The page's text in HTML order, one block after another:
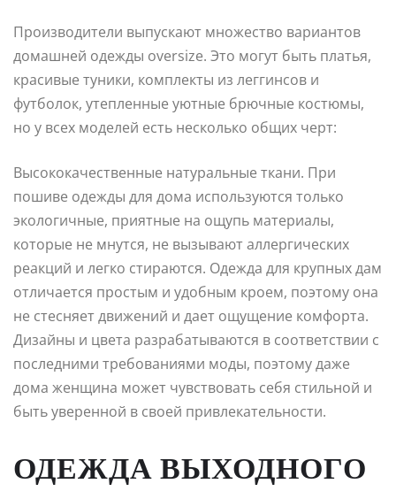
Производители выпускают множество вариантов
домашней одежды oversize. Это могут быть платья,
красивые туники, комплекты из леггинсов и
футболок, утепленные уютные брючные костюмы,
но у всех моделей есть несколько общих черт:
Высококачественные натуральные ткани. При
пошиве одежды для дома используются только
экологичные, приятные на ощупь материалы,
которые не мнутся, не вызывают аллергических
реакций и легко стираются. Одежда для крупных дам
отличается простым и удобным кроем, поэтому она
не стесняет движений и дает ощущение комфорта.
Дизайны и цвета разрабатываются в соответствии с
последними требованиями моды, поэтому даже
дома женщина может чувствовать себя стильной и
быть уверенной в своей привлекательности.
ОДЕЖДА ВЫХОДНОГО